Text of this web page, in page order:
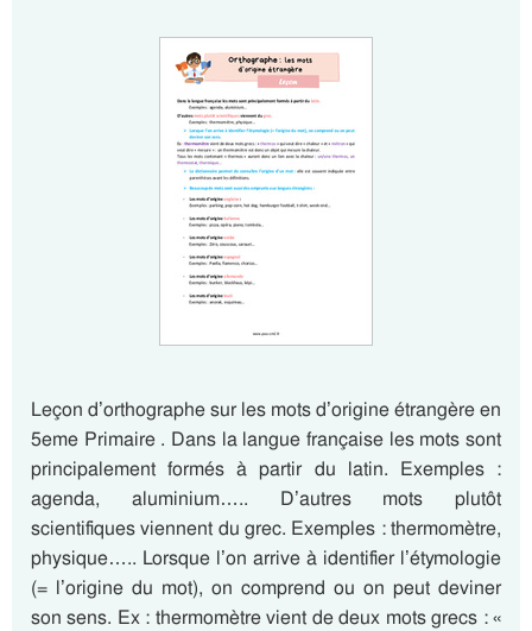
Leçon d’orthographe sur les mots d’origine étrangère en
5eme Primaire . Dans la langue française les mots sont
principalement formés à partir du latin. Exemples :
agenda, aluminium….. D’autres mots plutôt
scientifiques viennent du grec. Exemples : thermomètre,
physique….. Lorsque l’on arrive à identifier l’étymologie
(= l’origine du mot), on comprend ou on peut deviner
son sens. Ex : thermomètre vient de deux mots grecs : «